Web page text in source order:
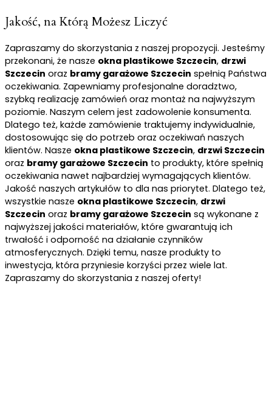
Jakość, na Którą Możesz Liczyć
Zapraszamy do skorzystania z naszej propozycji. Jesteśmy
przekonani, że nasze okna plastikowe Szczecin, drzwi
Szczecin oraz bramy garażowe Szczecin spełnią Państwa
oczekiwania. Zapewniamy profesjonalne doradztwo,
szybką realizację zamówień oraz montaż na najwyższym
poziomie. Naszym celem jest zadowolenie konsumenta.
Dlatego też, każde zamówienie traktujemy indywidualnie,
dostosowując się do potrzeb oraz oczekiwań naszych
klientów. Nasze okna plastikowe Szczecin, drzwi Szczecin
oraz bramy garażowe Szczecin to produkty, które spełnią
oczekiwania nawet najbardziej wymagających klientów.
Jakość naszych artykułów to dla nas priorytet. Dlatego też,
wszystkie nasze okna plastikowe Szczecin, drzwi
Szczecin oraz bramy garażowe Szczecin są wykonane z
najwyższej jakości materiałów, które gwarantują ich
trwałość i odporność na działanie czynników
atmosferycznych. Dzięki temu, nasze produkty to
inwestycja, która przyniesie korzyści przez wiele lat.
Zapraszamy do skorzystania z naszej oferty!